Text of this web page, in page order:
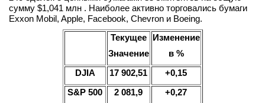
сумму $1,041 млн . Наиболее активно торговались бумаги
Exxon Mobil, Apple, Facebook, Chevron и Boeing.
Текущее
Значение
Изменение
в %
DJIA
17 902,51
+0,15
S&P 500 2 081,9
+0,27